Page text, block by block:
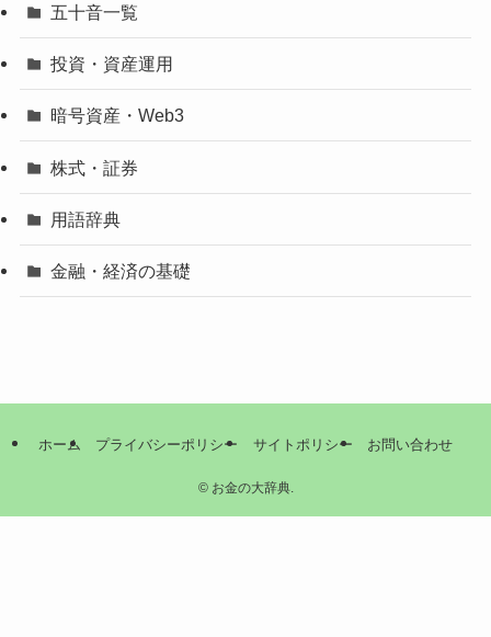
五十音一覧
投資・資産運用
暗号資産・Web3
株式・証券
用語辞典
金融・経済の基礎
ホーム プライバシーポリシー サイトポリシー お問い合わせ
©お金の大辞典.